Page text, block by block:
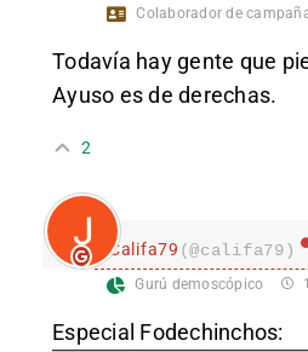
Colaborador de
Todavía hay gente que
Ayuso es de derechas.
2
Califa79 (@califa79)
Gurú demoscópico
Especial Fodechinchos: